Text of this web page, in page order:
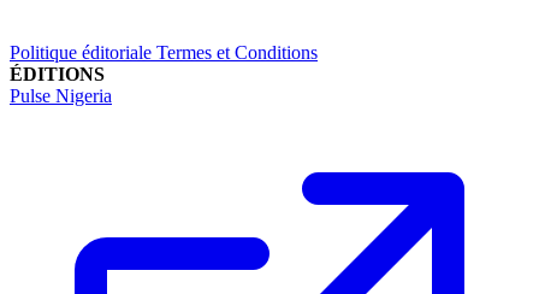
Politique éditoriale Termes et Conditions
ÉDITIONS
Pulse Nigeria